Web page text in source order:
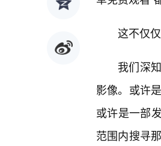
这不仅
我们深
影像。或许
或许是一部
范围内搜寻